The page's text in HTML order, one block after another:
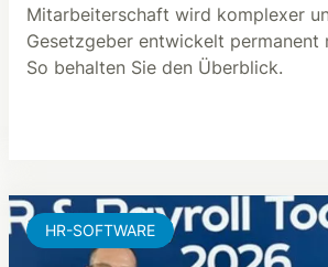
Mitarbeiterschaft wird komplexer
Gesetzgeber entwickelt permanent
So behalten Sie den Überblick.
HR-SOFTWARE